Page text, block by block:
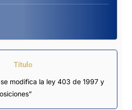
Título
modifica la ley 403 de 1997 y